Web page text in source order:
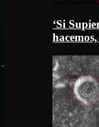
‘Si